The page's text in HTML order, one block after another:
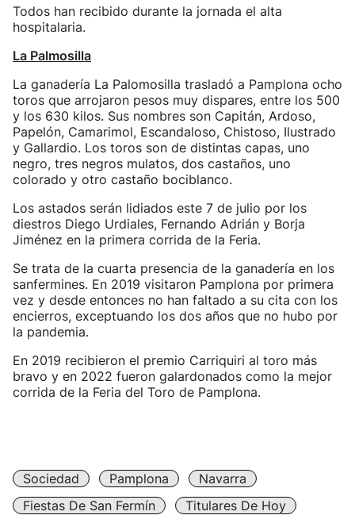
Todos han recibido durante la jornada el alta
hospitalaria.
La Palmosilla
La ganadería La Palomosilla trasladó a Pamplona ocho
toros que arrojaron pesos muy dispares, entre los 500
y los 630 kilos. Sus nombres son Capitán, Ardoso,
Papelón, Camarimol, Escandaloso, Chistoso, Ilustrado
y Gallardio. Los toros son de distintas capas, uno
negro, tres negros mulatos, dos castaños, uno
colorado y otro castaño bociblanco.
Los astados serán lidiados este 7 de julio por los
diestros Diego Urdiales, Fernando Adrián y Borja
Jiménez en la primera corrida de la Feria.
Se trata de la cuarta presencia de la ganadería en los
sanfermines. En 2019 visitaron Pamplona por primera
vez y desde entonces no han faltado a su cita con los
encierros, exceptuando los dos años que no hubo por
la pandemia.
En 2019 recibieron el premio Carriquiri al toro más
bravo y en 2022 fueron galardonados como la mejor
corrida de la Feria del Toro de Pamplona.
Sociedad Pamplona
Navarra
Fiestas De San Fermín
Titulares De Hoy